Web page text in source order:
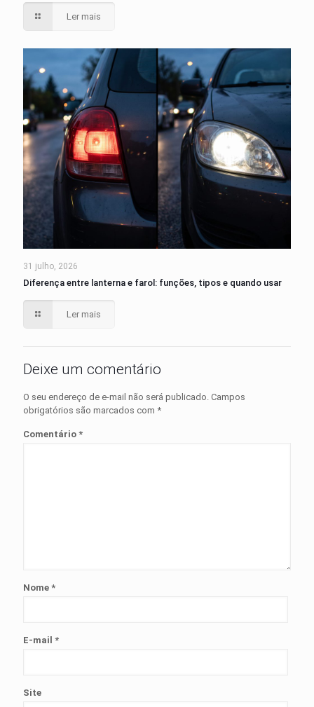
Ler mais
31 julho, 2026
Diferença entre lanterna e farol: funções, tipos e quando usar
Ler mais
Deixe um comentário
O seu endereço de e-mail não será publicado. Campos
obrigatórios são marcados com *
Comentário *
Nome *
E-mail *
Site